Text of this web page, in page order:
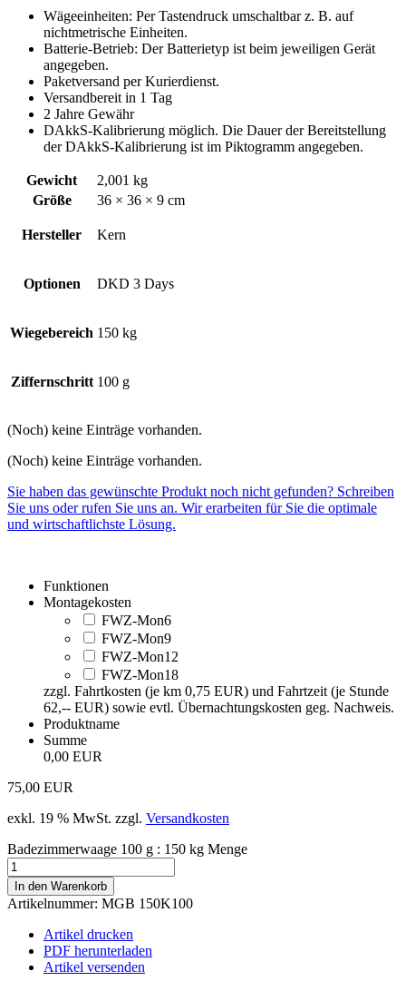
Wägeeinheiten: Per Tastendruck umschaltbar z. B. auf
nichtmetrische Einheiten.
Batterie-Betrieb: Der Batterietyp ist beim jeweiligen Gerät
angegeben.
Paketversand per Kurierdienst.
Versandbereit in 1 Tag
2 Jahre Gewähr
DAkkS-Kalibrierung möglich. Die Dauer der Bereitstellung
der DAkkS-Kalibrierung ist im Piktogramm angegeben.
Gewicht
2,001 kg
Größe
36 × 36 × 9 cm
Hersteller Kern
Optionen DKD 3 Days
Wiegebereich 150 kg
Ziffernschritt 100 g
(Noch) keine Einträge vorhanden.
(Noch) keine Einträge vorhanden.
Sie haben das gewünschte Produkt noch nicht gefunden? Schreiben
Sie uns oder rufen Sie uns an. Wir erarbeiten für Sie die optimale
und wirtschaftlichste Lösung.
Funktionen
Montagekosten
FWZ-Mon6
FWZ-Mon9
FWZ-Mon12
FWZ-Mon18
zzgl. Fahrtkosten (je km 0,75 EUR) und Fahrtzeit (je Stunde
62,-- EUR) sowie evtl. Übernachtungskosten geg. Nachweis.
Produktname
Summe
0,00 EUR
75,00 EUR
exkl. 19 % MwSt. zzgl. Versandkosten
Badezimmerwaage 100 g : 150 kg Menge
In den Warenkorb
Artikelnummer: MGB 150K100
Artikel drucken
PDF herunterladen
Artikel versenden